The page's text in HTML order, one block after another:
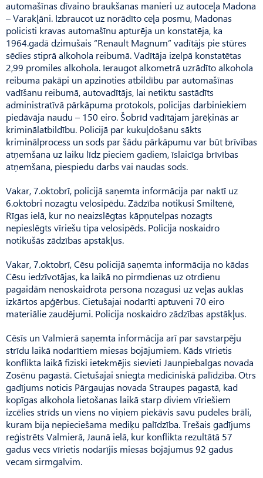
automašīnas dīvaino braukšanas manieri uz autoceļa Madona
– Varakļāni. Izbraucot uz norādīto ceļa posmu, Madonas
policisti kravas automašīnu apturēja un konstatēja, ka
1964.gadā dzimušais “Renault Magnum” vadītājs pie stūres
sēdies stiprā alkohola reibumā. Vadītāja izelpā konstatētas
2,99 promiles alkohola. Ieraugot alkometrā uzrādīto alkohola
reibuma pakāpi un apzinoties atbildību par automašīnas
vadīšanu reibumā, autovadītājs, lai netiktu sastādīts
administratīvā pārkāpuma protokols, policijas darbiniekiem
piedāvāja naudu – 150 eiro. Šobrīd vadītājam jārēķinās ar
kriminālatbildību. Policijā par kukuļdošanu sākts
kriminālprocess un sods par šādu pārkāpumu var būt brīvības
atņemšana uz laiku līdz pieciem gadiem, īslaicīga brīvības
atņemšana, piespiedu darbs vai naudas sods.
Vakar, 7.oktobrī, policijā saņemta informācija par naktī uz
6.oktobri nozagtu velosipēdu. Zādzība notikusi Smiltenē,
Rīgas ielā, kur no neaizslēgtas kāpņutelpas nozagts
nepieslēgts vīriešu tipa velosipēds. Policija noskaidro
notikušās zādzības apstākļus.
Vakar, 7.oktobrī, Cēsu policijā saņemta informācija no kādas
Cēsu iedzīvotājas, ka laikā no pirmdienas uz otrdienu
pagaidām nenoskaidrota persona nozagusi uz veļas auklas
izkārtos apģērbus. Cietušajai nodarīti aptuveni 70 eiro
materiālie zaudējumi. Policija noskaidro zādzības apstākļus.
Cēsīs un Valmierā saņemta informācija arī par savstarpēju
strīdu laikā nodarītiem miesas bojājumiem. Kāds vīrietis
konflikta laikā fiziski ietekmējis sievieti Jaunpiebalgas novada
Zosēnu pagastā. Cietušajai sniegta medicīniskā palīdzība. Otrs
gadījums noticis Pārgaujas novada Straupes pagastā, kad
kopīgas alkohola lietošanas laikā starp diviem vīriešiem
izcēlies strīds un viens no viņiem piekāvis savu pudeles brāli,
kuram bija nepieciešama mediķu palīdzība. Trešais gadījums
reģistrēts Valmierā, Jaunā ielā, kur konflikta rezultātā 57
gadus vecs vīrietis nodarījis miesas bojājumus 92 gadus
vecam sirmgalvim.